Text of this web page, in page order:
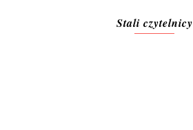
Stali czytelnicy